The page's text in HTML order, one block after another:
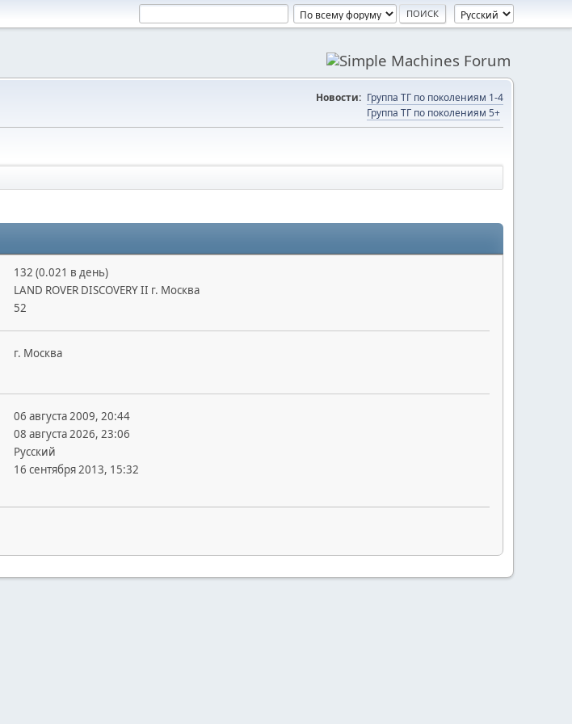
Новости: Группа ТГ по поколениям 1-4
Группа ТГ по поколениям 5+
132 (0.021 в день)
LAND ROVER DISCOVERY II г. Москва
52
г. Москва
06 августа 2009, 20:44
08 августа 2026, 23:06
Русский
16 сентября 2013, 15:32